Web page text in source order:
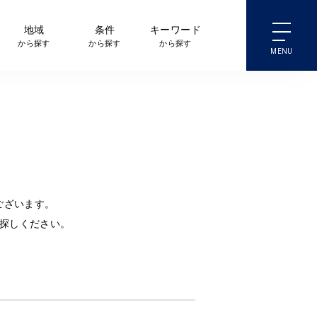
地域
から探す
条件
から探す
キーワード
から探す
います。
しください。